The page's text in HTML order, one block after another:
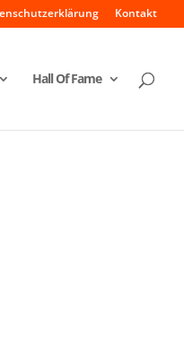
Kontakt
Hall Of Fame